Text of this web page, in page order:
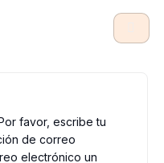
favor, escribe tu
de correo
electrónico un